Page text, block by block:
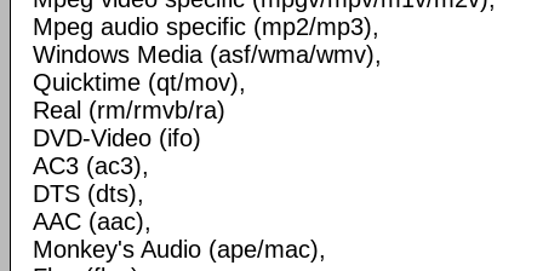
Mpeg audio specific (mp2/mp3),
Windows Media (asf/wma/wmv),
Quicktime (qt/mov),
Real (rm/rmvb/ra)
DVD-Video (ifo)
AC3 (ac3),
DTS (dts),
AAC (aac),
Monkey's Audio (ape/mac),